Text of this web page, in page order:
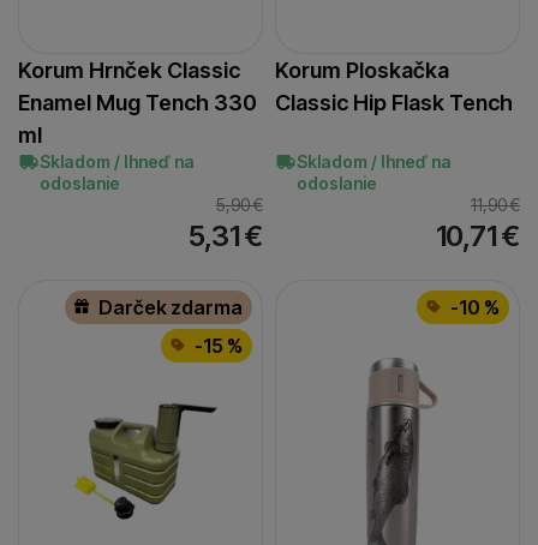
Korum Hrnček Classic
Enamel Mug Tench 330
ml
Skladom / Ihneď na
odoslanie
5,90€
5,31€
Korum Ploskačka
Classic Hip Flask Tench
Skladom / Ihneď na
odoslanie
11,90€
10,71€
Darček zdarma
-15 %
-10 %